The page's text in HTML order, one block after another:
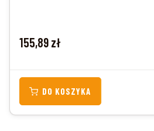
Cena
155,89 zł
DO KOSZYKA